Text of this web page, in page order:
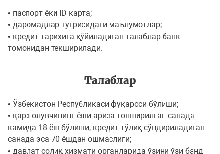
• паспорт ёки ID-карта;
• даромадлар тўғрисидаги маълумотлар;
• кредит тарихига қўйиладиган талаблар банк
томонидан текширилади.
Талаблар
• Ўзбекистон Республикаси фуқароси бўлиши;
• қарз олувчининг ёши ариза топширилган санада
камида 18 ёш бўлиши, кредит тўлиқ сўндириладиган
санада эса 70 ёшдан ошмаслиги;
• давлат солиқ хизмати органларида ўзини ўзи банд